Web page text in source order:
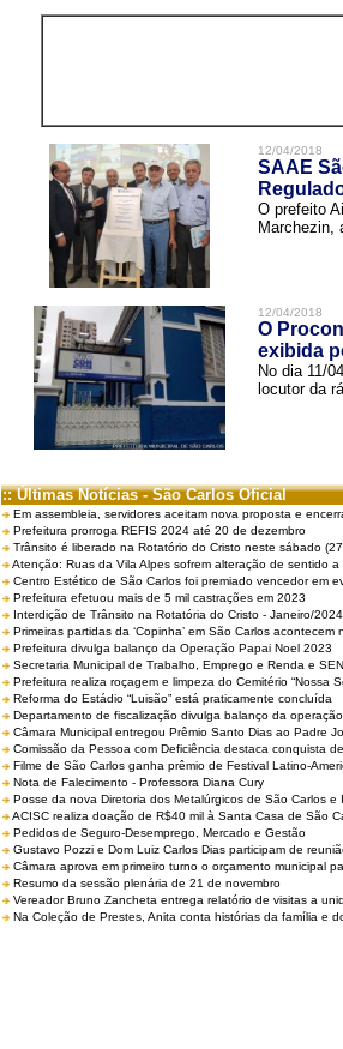
12/04/2018
SAAE
O prefeito
Marchezin,
12/04/2018
O
exibida
No dia 11/
locutor da
:: Últimas Notícias - São Carlos Oficial
Em assembleia, servidores aceitam nova proposta e
Prefeitura prorroga REFIS 2024 até 20 de dezembro
Trânsito é liberado na Rotatório do Cristo neste sábado
Atenção: Ruas da Vila Alpes sofrem alteração de sentido
Centro Estético de São Carlos foi premiado vencedor em
Prefeitura efetuou mais de 5 mil castrações em 2023
Interdição de Trânsito na Rotatória do Cristo - Janeiro/2024
Primeiras partidas da ‘Copinha’ em São Carlos
Prefeitura divulga balanço da Operação Papai Noel 2023
Secretaria Municipal de Trabalho, Emprego e Renda e
Prefeitura realiza roçagem e limpeza do Cemitério “Nossa
Reforma do Estádio “Luisão” está praticamente concluída
Departamento de fiscalização divulga balanço da
Câmara Municipal entregou Prêmio Santo Dias ao Padre
Comissão da Pessoa com Deficiência destaca conquista
Filme de São Carlos ganha prêmio de Festival Latino-
Nota de Falecimento - Professora Diana Cury
Posse da nova Diretoria dos Metalúrgicos de São Carlos
ACISC realiza doação de R$40 mil à Santa Casa de São
Pedidos de Seguro-Desemprego, Mercado e Gestão
Gustavo Pozzi e Dom Luiz Carlos Dias participam de
Câmara aprova em primeiro turno o orçamento municipal
Resumo da sessão plenária de 21 de novembro
Vereador Bruno Zancheta entrega relatório de visitas a
Na Coleção de Prestes, Anita conta histórias da família e